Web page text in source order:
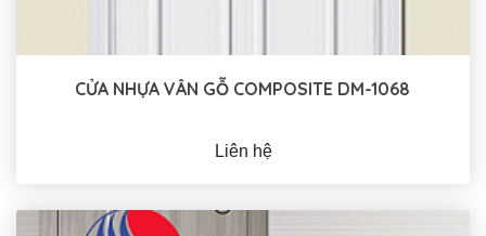
CỬA NHỰA VÂN GỖ COMPOSITE DM-1068
Liên hệ